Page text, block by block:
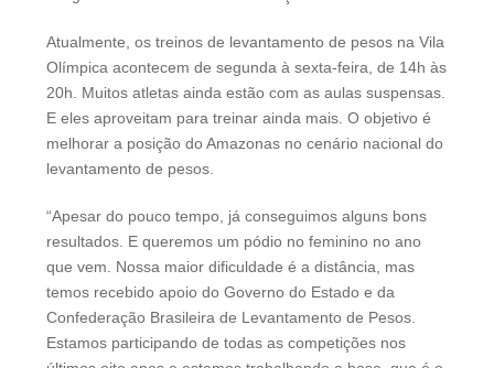
Atualmente, os treinos de levantamento de pesos na Vila
Olímpica acontecem de segunda à sexta-feira, de 14h às
20h. Muitos atletas ainda estão com as aulas suspensas.
E eles aproveitam para treinar ainda mais. O objetivo é
melhorar a posição do Amazonas no cenário nacional do
levantamento de pesos.
“Apesar do pouco tempo, já conseguimos alguns bons
resultados. E queremos um pódio no feminino no ano
que vem. Nossa maior dificuldade é a distância, mas
temos recebido apoio do Governo do Estado e da
Confederação Brasileira de Levantamento de Pesos.
Estamos participando de todas as competições nos